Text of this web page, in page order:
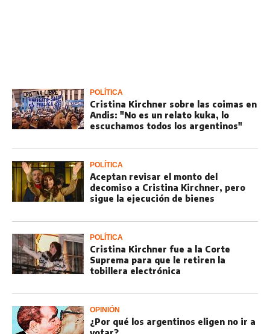
POLÍTICA
Cristina Kirchner sobre las coimas en
Andis: "No es un relato kuka, lo
escuchamos todos los argentinos"
POLÍTICA
Aceptan revisar el monto del
decomiso a Cristina Kirchner, pero
sigue la ejecución de bienes
POLÍTICA
Cristina Kirchner fue a la Corte
Suprema para que le retiren la
tobillera electrónica
OPINIÓN
¿Por qué los argentinos eligen no ir a